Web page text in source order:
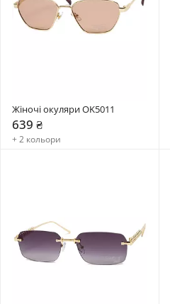
Жіночі окуляри OK5011
639 ₴
+ 2 кольори